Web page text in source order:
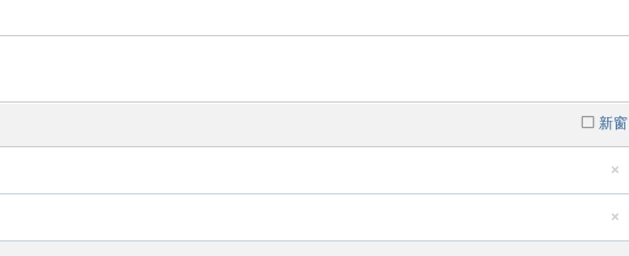
新窗
藏
置
帖
藏